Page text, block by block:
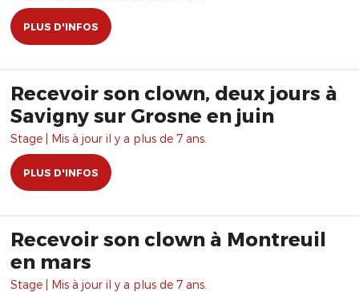
PLUS D'INFOS
Recevoir son clown, deux jours à
Savigny sur Grosne en juin
Stage | Mis à jour il y a plus de 7 ans.
PLUS D'INFOS
Recevoir son clown à Montreuil
en mars
Stage | Mis à jour il y a plus de 7 ans.